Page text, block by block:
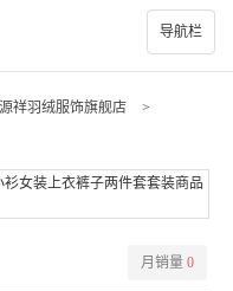
导航栏
祥羽绒服饰旗舰店
>
月销量 0